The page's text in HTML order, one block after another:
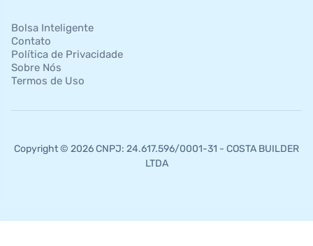
Bolsa Inteligente
Contato
Política de Privacidade
Sobre Nós
Termos de Uso
Copyright © 2026 CNPJ: 24.617.596/0001-31 - COSTA BUILDER
LTDA